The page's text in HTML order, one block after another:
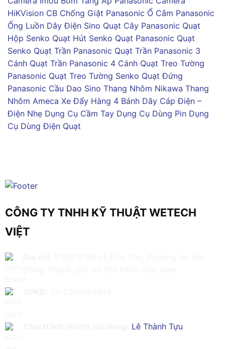
HiKVision CB Chống Giật Panasonic Ổ Cắm Panasonic
Ống Luồn Dây Điện Sino Quạt Cây Panasonic Quạt
Hộp Senko Quạt Hút Senko Quạt Panasonic Quạt
Senko Quạt Trần Panasonic Quạt Trần Panasonic 3
Cánh Quạt Trần Panasonic 4 Cánh Quạt Treo Tường
Panasonic Quạt Treo Tường Senko Quạt Đứng
Panasonic Cầu Dao Sino Thang Nhôm Nikawa Thang
Nhôm Ameca Xe Đẩy Hàng 4 Bánh Dây Cáp Điện –
Điện Nhẹ Dụng Cụ Cầm Tay Dụng Cụ Dùng Pin Dụng
Cụ Dùng Điện Quạt
CÔNG TY TNHH KỸ THUẬT WETECH
VIỆT
Lê Thành Tựu